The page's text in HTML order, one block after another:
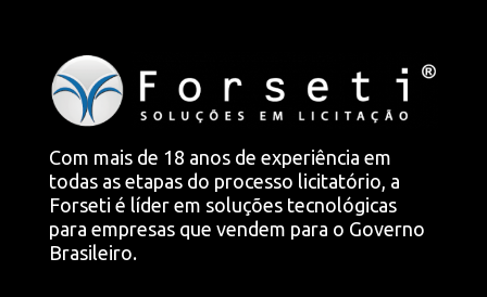
Com mais de 18 anos de experiência em
todas as etapas do processo licitatório, a
Forseti é líder em soluções tecnológicas
para empresas que vendem para o Governo
Brasileiro.